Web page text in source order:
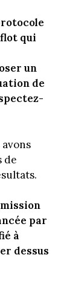
qui
un
de
de
par
à
dessus